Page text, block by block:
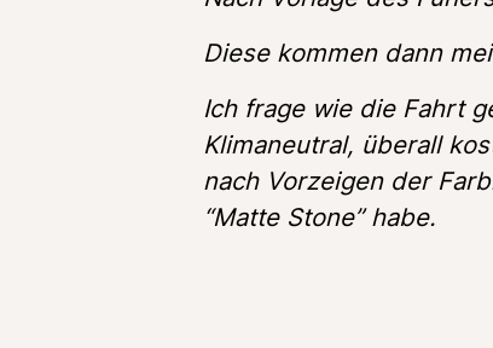
Diese kommen dann
Ich frage wie die Fahrt
Klimaneutral, überall
nach Vorzeigen der
“Matte Stone” habe.